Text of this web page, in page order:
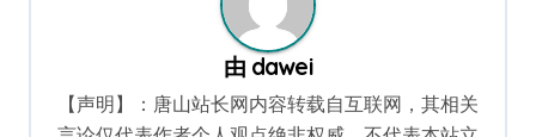
由 dawei
【声明】：唐山站长网内容转载自互联网，其相关